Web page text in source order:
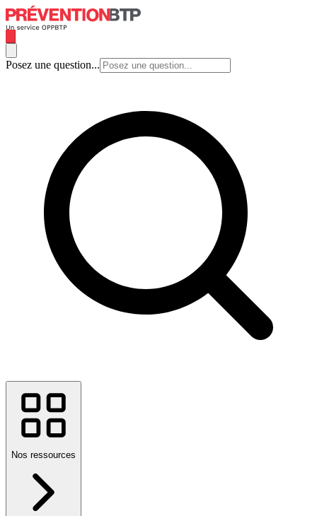
Posez une question...
Nos ressources